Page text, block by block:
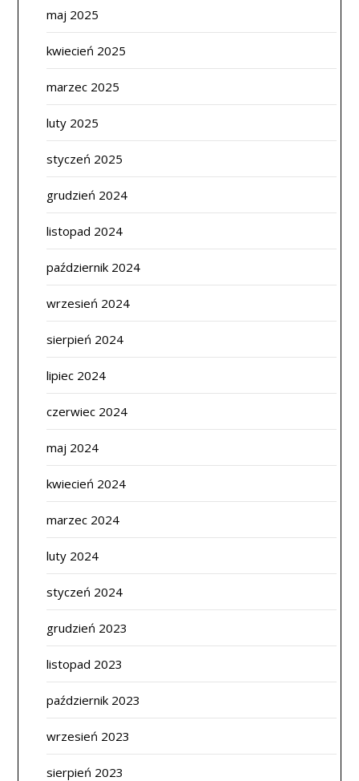
maj 2025
kwiecień 2025
marzec 2025
luty 2025
styczeń 2025
grudzień 2024
listopad 2024
październik 2024
wrzesień 2024
sierpień 2024
lipiec 2024
czerwiec 2024
maj 2024
kwiecień 2024
marzec 2024
luty 2024
styczeń 2024
grudzień 2023
listopad 2023
październik 2023
wrzesień 2023
sierpień 2023